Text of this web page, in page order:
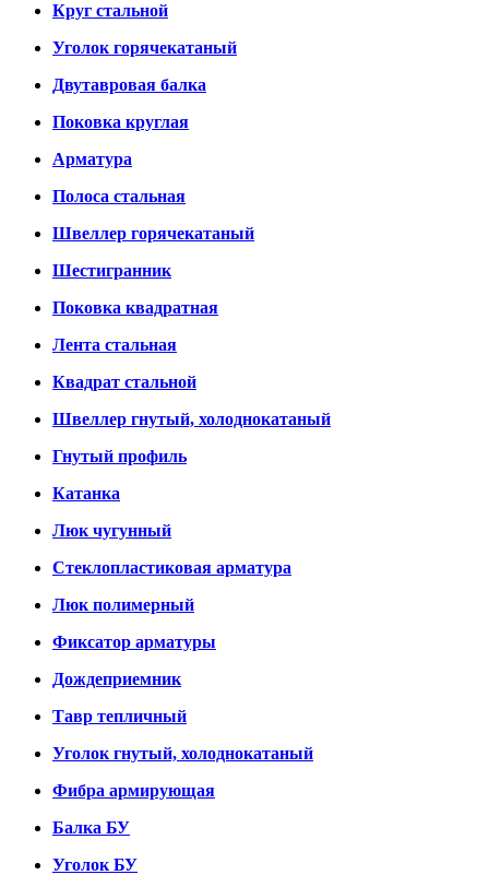
Круг стальной
Уголок горячекатаный
Двутавровая балка
Поковка круглая
Арматура
Полоса стальная
Швеллер горячекатаный
Шестигранник
Поковка квадратная
Лента стальная
Квадрат стальной
Швеллер гнутый, холоднокатаный
Гнутый профиль
Катанка
Люк чугунный
Стеклопластиковая арматура
Люк полимерный
Фиксатор арматуры
Дождеприемник
Тавр тепличный
Уголок гнутый, холоднокатаный
Фибра армирующая
Балка БУ
Уголок БУ